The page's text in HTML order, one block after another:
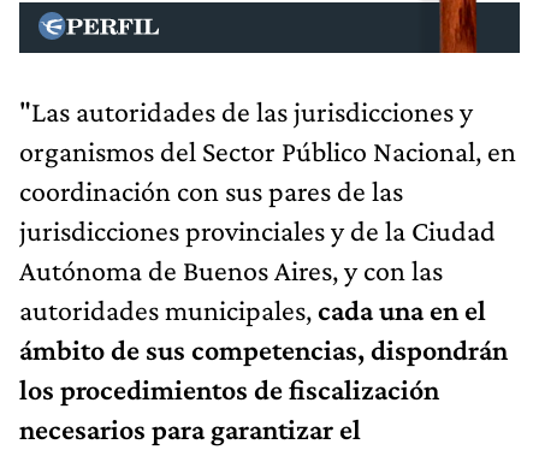
"Las autoridades de las jurisdicciones y
organismos del Sector Público Nacional, en
coordinación con sus pares de las
jurisdicciones provinciales y de la Ciudad
Autónoma de Buenos Aires, y con las
autoridades municipales,cada una en el
ámbito de sus competencias, dispondrán
los procedimientos de fiscalización
necesarios para garantizar el